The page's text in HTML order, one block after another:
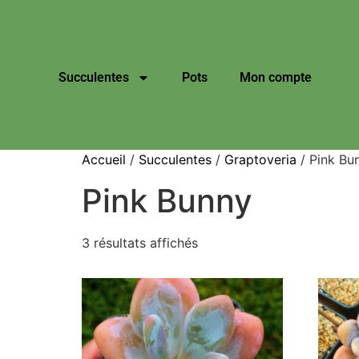
Succulentes Pots Mon compte
Accueil / Succulentes / Graptoveria / Pink
Pink Bunny
3 résultats affichés